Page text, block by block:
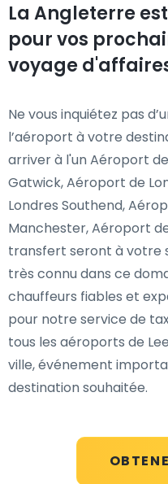
La Angleterre
pour vos
voyage
Ne vous inquiétez pas
l’aéroport à votre
arriver à l'un Aéroport
Gatwick, Aéroport de
Londres Southend,
Manchester, Aéroport
transfert seront à votre
très connu dans ce
chauffeurs fiables et
pour notre service de
tous les aéroports de
ville, événement
destination souhaitée.